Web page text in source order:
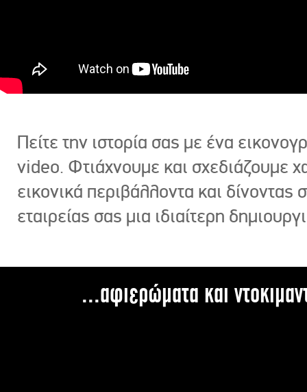
Πείτε την ιστορία σας με ένα
video. Φτιάχνουμε και σχεδιάζουμε
εικονικά περιβάλλοντα και δίνοντας
εταιρείας σας μια ιδιαίτερη
...αφιερώματα και